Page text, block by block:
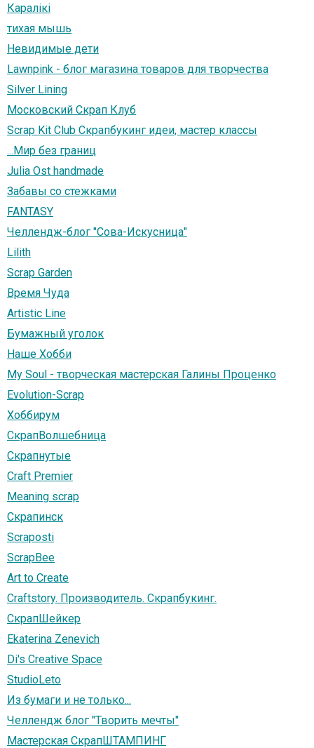
Каралiкi
тихая мышь
Невидимые дети
Lawnpink - блог магазина товаров для творчества
Silver Lining
Московский Скрап Клуб
Scrap Kit Club Скрапбукинг идеи, мастер классы
...Мир без границ
Julia Ost handmade
Забавы со стежками
FANTASY
Челлендж-блог "Сова-Искусница"
Lilith
Scrap Garden
Время Чуда
Artistic Line
Бумажный уголок
Наше Хобби
My Soul - творческая мастерская Галины Проценко
Evolution-Scrap
Хоббирум
СкрапВолшебница
Скрапнутые
Craft Premier
Meaning scrap
Скрапинск
Scraposti
ScrapBee
Art to Create
Craftstory. Производитель. Скрапбукинг.
СкрапШейкер
Ekaterina Zenevich
Di's Creative Space
StudioLeto
Из бумаги и не только...
Челлендж блог "Творить мечты"
Мастерская СкрапШТАМПИНГ